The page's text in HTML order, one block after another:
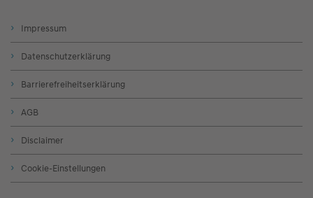
Impressum
Datenschutzerklärung
Barrierefreiheitserklärung
AGB
Disclaimer
Cookie-Einstellungen